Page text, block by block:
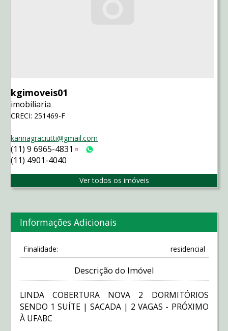
kgimoveis01
imobiliaria
CRECI: 251469-F
karinagraciutti@gmail.com
(11) 9 6965-4831 Tim
(11) 4901-4040
Ver todos os imóveis
Informações Adicionais
Finalidade: residencial
Descrição do Imóvel
LINDA COBERTURA NOVA 2 DORMITÓRIOS
SENDO 1 SUÍTE | SACADA | 2 VAGAS - PRÓXIMO
À UFABC